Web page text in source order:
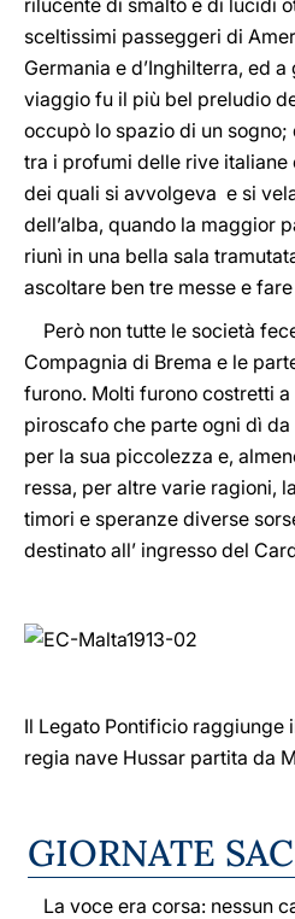
rilucente di smalto e di lucidi
sceltissimi passeggeri di
Germania e d’Inghilterra, ed
viaggio fu il più bel preludio
occupò lo spazio di un
tra i profumi delle rive
dei quali si avvolgeva e si
dell’alba, quando la maggior
riunì in una bella sala
ascoltare ben tre messe e
Però non tutte le società
Compagnia di Brema e le
furono. Molti furono costretti
piroscafo che parte ogni dì
per la sua piccolezza e,
ressa, per altre varie ragioni,
timori e speranze diverse
destinato all’ ingresso del
Il Legato Pontificio raggiunge
regia nave Hussar partita da
GIORNATE
La voce era corsa: nessun